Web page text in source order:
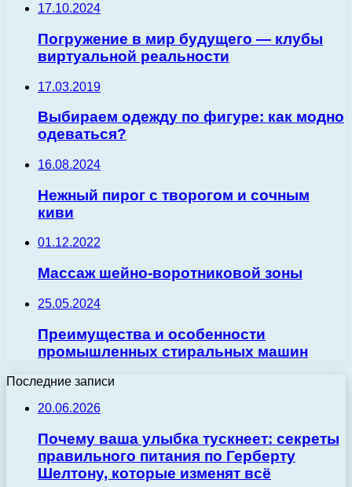
17.10.2024
Погружение в мир будущего — клубы
виртуальной реальности
17.03.2019
Выбираем одежду по фигуре: как модно
одеваться?
16.08.2024
Нежный пирог с творогом и сочным
киви
01.12.2022
Массаж шейно-воротниковой зоны
25.05.2024
Преимущества и особенности
промышленных стиральных машин
Последние записи
20.06.2026
Почему ваша улыбка тускнеет: секреты
правильного питания по Герберту
Шелтону, которые изменят всё